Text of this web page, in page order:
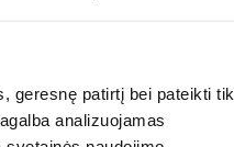
geresnę patirtį bei pateikti tik
analizuojamas
stebėti kepenų
sveikesnės